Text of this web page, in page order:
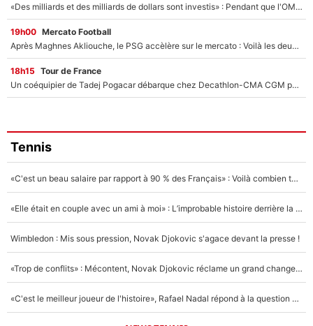
«Des milliards et des milliards de dollars sont investis» : Pendant que l'OM est en pleine crise financière, Frank McCourt lance un nouveau projet à 260M€ !
19h00 Mercato Football
Après Maghnes Akliouche, le PSG accèlère sur le mercato : Voilà les deux nouvelles recrues qui vont signer la semaine prochaine ?
18h15 Tour de France
Un coéquipier de Tadej Pogacar débarque chez Decathlon-CMA CGM pour épauler Paul Seixas : «Mes meilleures années sont à venir»
Tennis
«C'est un beau salaire par rapport à 90 % des Français» : Voilà combien touchait Nelson Monfort sur France Télévisions avant de rejoindre CNews
«Elle était en couple avec un ami à moi» : L’improbable histoire derrière la «seule relation longue» de Novak Djokovic
Wimbledon : Mis sous pression, Novak Djokovic s'agace devant la presse !
«Trop de conflits» : Mécontent, Novak Djokovic réclame un grand changement !
«C'est le meilleur joueur de l'histoire», Rafael Nadal répond à la question que tout le monde se pose !